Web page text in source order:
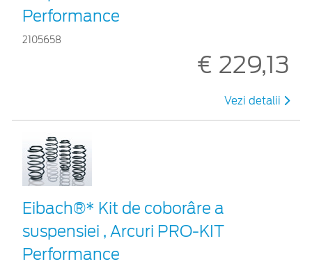
Performance
2105658
€ 229,13
Vezi detalii
Eibach®* Kit de coborâre a
suspensiei , Arcuri PRO-KIT
Performance